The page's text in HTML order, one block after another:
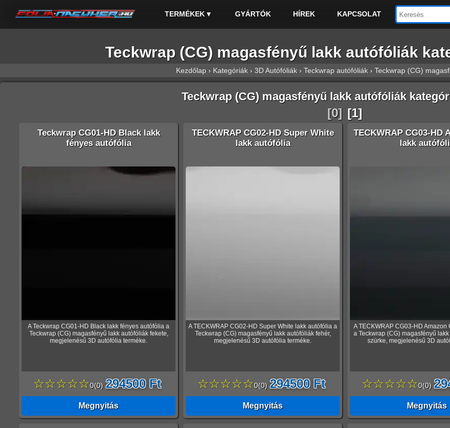
TERMÉKEK ▾ GYÁRTÓK HÍREK KAPCSOLAT
Teckwrap (CG) magasfényű lakk autófóliák
Kezdőlap › Kategóriák › 3D Autófóliák › Teckwrap autófóliák › Teckwrap (CG)
Teckwrap (CG) magasfényű lakk autófóliák
[0] [1]
Teckwrap CG01-HD Black lakk
fényes autófólia
A Teckwrap CG01-HD Black lakk fényes autófólia a
Teckwrap (CG) magasfényű lakk autófóliák fekete,
megjelenésű 3D autófólia terméke.
☆☆☆☆☆0(0) 294500 Ft
Megnyitás
TECKWRAP CG02-HD Super White
lakk autófólia
A TECKWRAP CG02-HD Super White lakk autófólia a
Teckwrap (CG) magasfényű lakk autófóliák fehér,
megjelenésű 3D autófólia terméke.
☆☆☆☆☆0(0) 294500 Ft
Megnyitás
TECKWRAP CG03-HD
lakk
A TECKWRAP CG03-HD Amazon
a Teckwrap (CG) magasfényű
szürke, megjelenésű 3D
☆☆☆☆☆0(0)
Megnyitás